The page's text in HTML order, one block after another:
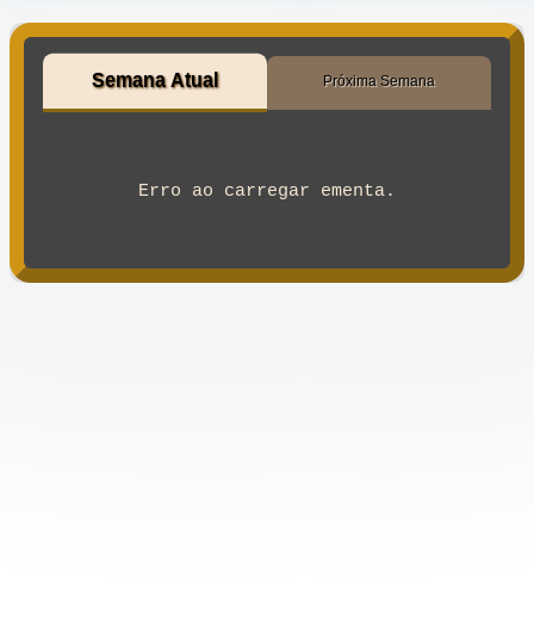
Semana Atual Próxima Semana
Erro ao carregar ementa.